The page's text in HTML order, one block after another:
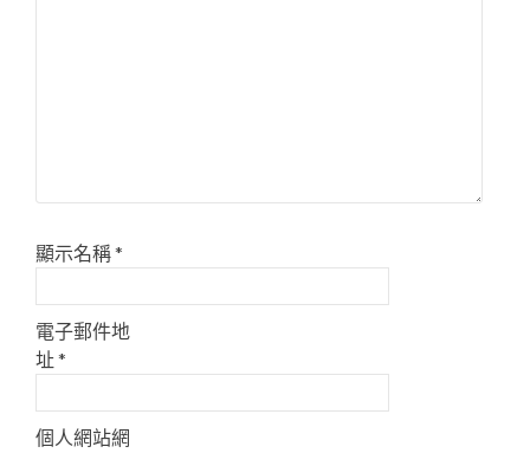
顯示名稱*
電子郵件地
址*
個人網站網